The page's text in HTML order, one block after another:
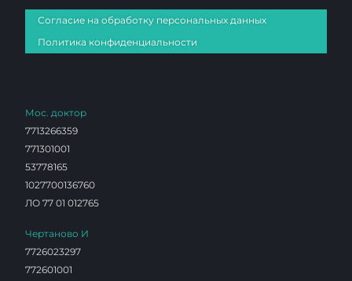
Согласие на обработку персональных данных
Политика конфиденциальности
Мос. доктор
7713266359
771301001
53778165
1027700136760
ЛО 77 01 012765
Чертаново И
7726023297
772601001